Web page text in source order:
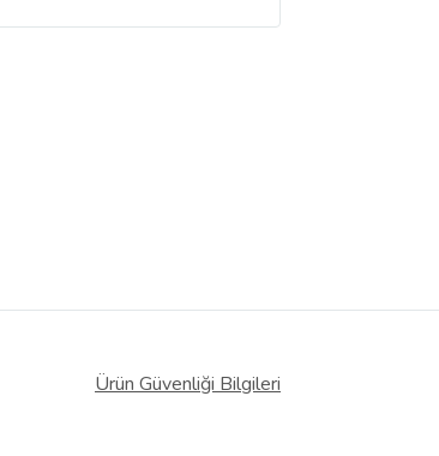
Ürün Güvenliği Bilgileri